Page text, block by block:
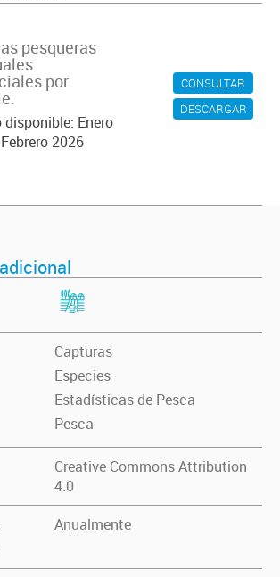
CONSULTAR
DESCARGAR
pesqueras
por
disponible: Enero
2026
Capturas
Especies
Estadísticas de Pesca
Pesca
Creative Commons Attribution
4.0
Anualmente